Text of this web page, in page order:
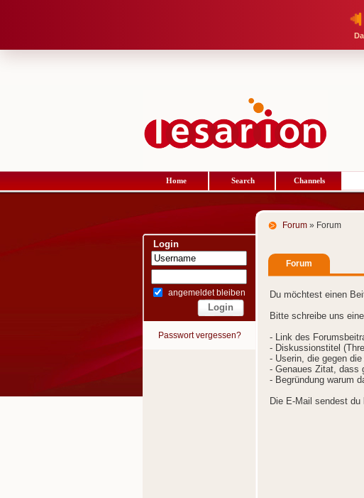
Home Search Channels
Login
angemeldet bleiben
Passwort vergessen?
Forum » Forum
Forum
Du möchtest einen
Bitte schreibe uns
- Link des
- Diskussionstitel
- Userin, die gegen
- Genaues Zitat, dass
- Begründung warum
Die E-Mail sendest